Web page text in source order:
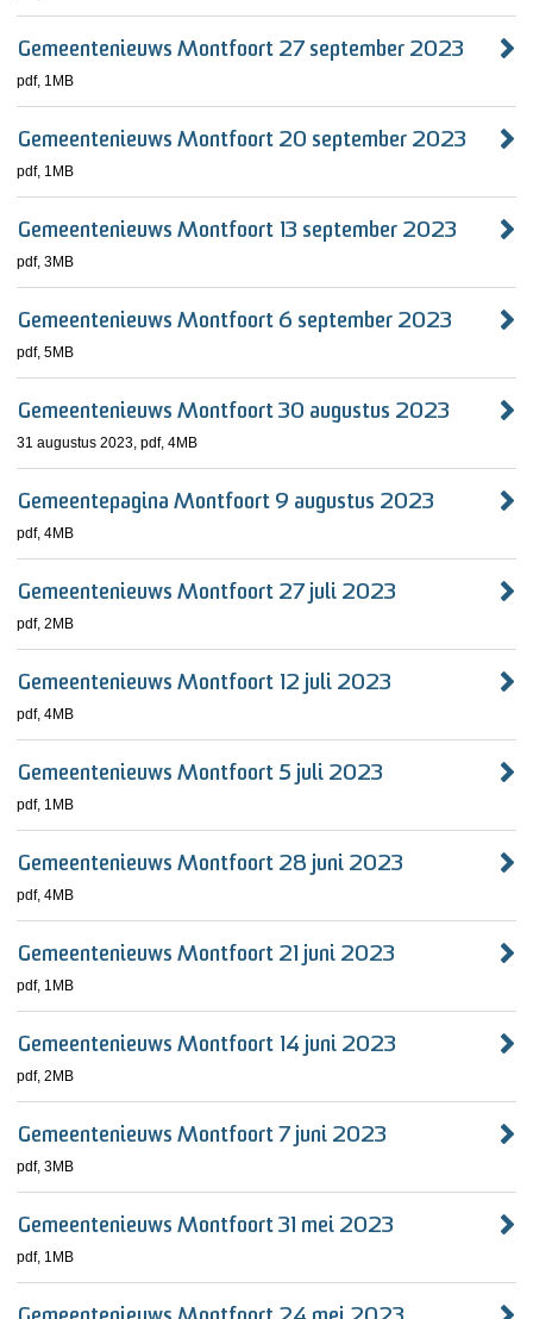
Gemeentenieuws Montfoort 27 september 2023
pdf, 1MB
Gemeentenieuws Montfoort 20 september 2023
pdf, 1MB
Gemeentenieuws Montfoort 13 september 2023
pdf, 3MB
Gemeentenieuws Montfoort 6 september 2023
pdf, 5MB
Gemeentenieuws Montfoort 30 augustus 2023
31 augustus 2023,pdf, 4MB
Gemeentepagina Montfoort 9 augustus 2023
pdf, 4MB
Gemeentenieuws Montfoort 27 juli 2023
pdf, 2MB
Gemeentenieuws Montfoort 12 juli 2023
pdf, 4MB
Gemeentenieuws Montfoort 5 juli 2023
pdf, 1MB
Gemeentenieuws Montfoort 28 juni 2023
pdf, 4MB
Gemeentenieuws Montfoort 21 juni 2023
pdf, 1MB
Gemeentenieuws Montfoort 14 juni 2023
pdf, 2MB
Gemeentenieuws Montfoort 7 juni 2023
pdf, 3MB
Gemeentenieuws Montfoort 31 mei 2023
pdf, 1MB